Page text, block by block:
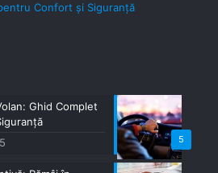
Confort și Siguranță
5
Ghid Complet